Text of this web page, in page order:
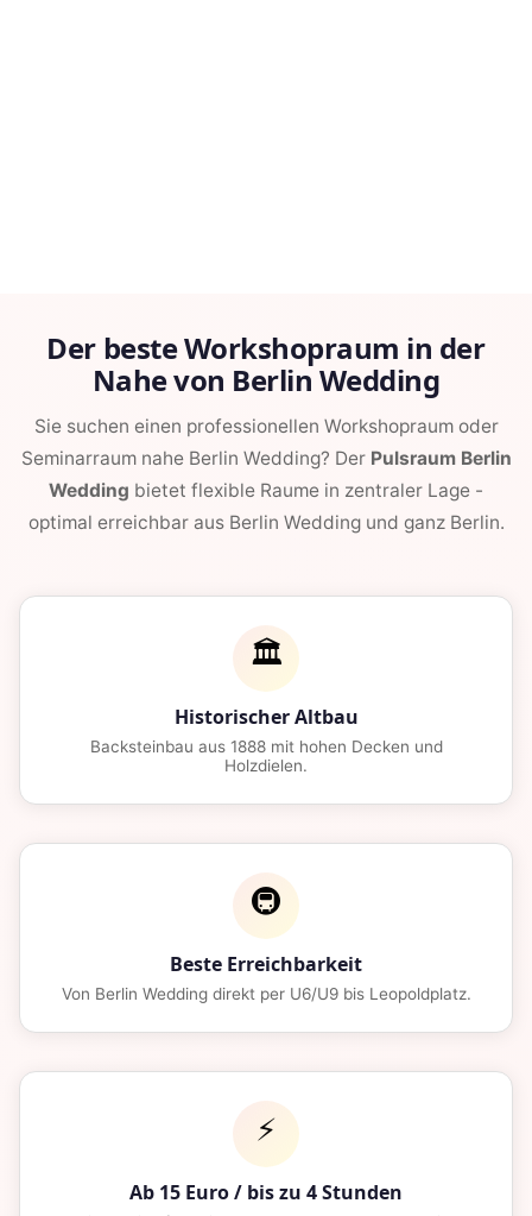
Der beste Workshopraum in der
Nahe von Berlin Wedding
Sie suchen einen professionellen Workshopraum oder
Seminarraum nahe Berlin Wedding? Der Pulsraum Berlin
Wedding bietet flexible Raume in zentraler Lage -
optimal erreichbar aus Berlin Wedding und ganz Berlin.
🏛️
Historischer Altbau
Backsteinbau aus 1888 mit hohen Decken und
Holzdielen.
🚇
Beste Erreichbarkeit
Von Berlin Wedding direkt per U6/U9 bis Leopoldplatz.
⚡
Ab 15 Euro / bis zu 4 Stunden